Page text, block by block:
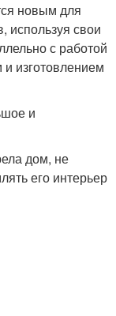
новым для
используя свои
с работой
изготовлением
и
дом, не
его интерьер